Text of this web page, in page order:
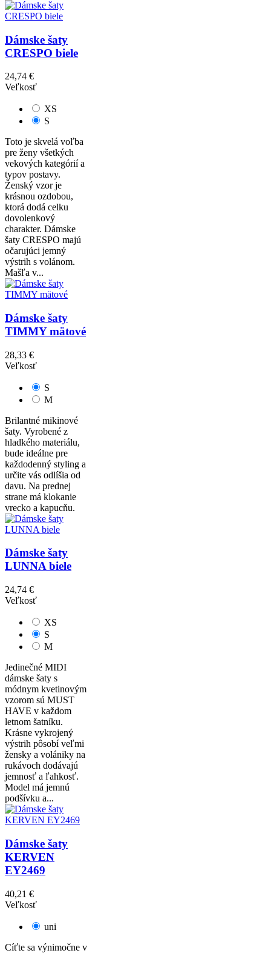
Dámske šaty
CRESPO biele
24,74 €
Veľkosť
XS
S
Toto je skvelá voľba
pre ženy všetkých
vekových kategórií a
typov postavy.
Ženský vzor je
krásnou ozdobou,
ktorá dodá celku
dovolenkový
charakter. Dámske
šaty CRESPO majú
očarujúci jemný
výstrih s volánom.
Mašľa v...
Dámske šaty
TIMMY mätové
28,33 €
Veľkosť
S
M
Brilantné mikinové
šaty. Vyrobené z
hladkého materiálu,
bude ideálne pre
každodenný styling a
určite vás odlíšia od
davu. Na prednej
strane má klokanie
vrecko a kapucňu.
Dámske šaty
LUNNA biele
24,74 €
Veľkosť
XS
S
M
Jedinečné MIDI
dámske šaty s
módnym kvetinovým
vzorom sú MUST
HAVE v každom
letnom šatníku.
Krásne vykrojený
výstrih pôsobí veľmi
žensky a volániky na
rukávoch dodávajú
jemnosť a ľahkosť.
Model má jemnú
podšívku a...
Dámske šaty
KERVEN
EY2469
40,21 €
Veľkosť
uni
Cíťte sa výnimočne v